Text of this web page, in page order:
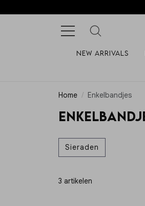
New arrivals
Home Enkelbandjes
Sieraden
3 artikelen